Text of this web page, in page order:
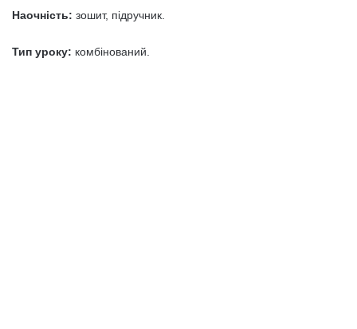
Наочність: зошит, підручник.
Тип уроку: комбінований.